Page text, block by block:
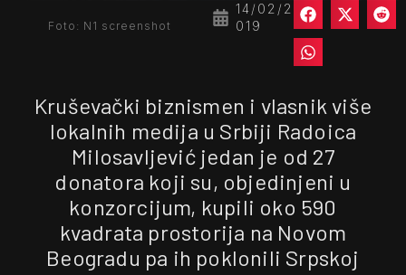
14/02/2
019
Foto: N1 screenshot
Kruševački biznismen i vlasnik više
lokalnih medija u Srbiji Radoica
Milosavljević jedan je od 27
donatora koji su, objedinjeni u
konzorcijum, kupili oko 590
kvadrata prostorija na Novom
Beogradu pa ih poklonili Srpskoj